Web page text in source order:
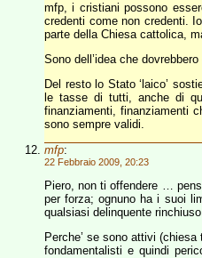
mfp, i cristiani possono
credenti come non credenti.
parte della Chiesa cattolica,
Sono dell’idea che
Del resto lo Stato ‘laico’
le tasse di tutti, anche di
finanziamenti, finanziamenti
sono sempre validi.
mfp:
22 Febbraio 2009, 20:23
Piero, non ti offendere …
per forza; ognuno ha i suoi
qualsiasi delinquente
Perche’ se sono attivi
fondamentalisti e quindi